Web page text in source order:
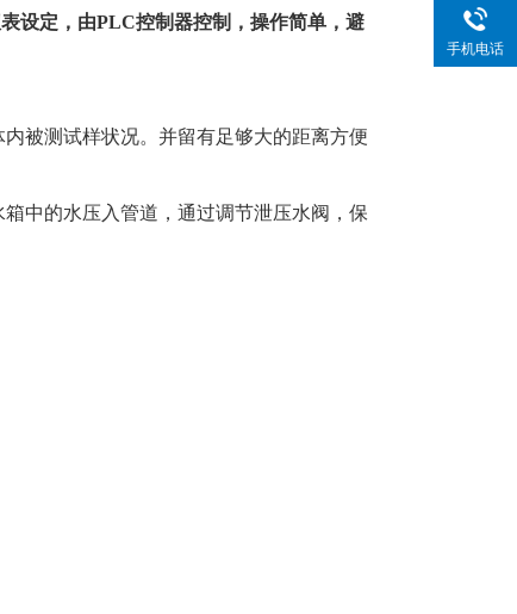
设定， 由PLC控制器控制 ，操作简单，避
被测试样状况。并留有足够大的距离方便
中的水压入管道，通过调节泄压水阀，保
手机电话